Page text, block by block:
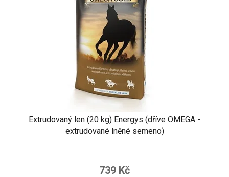
Extrudovaný len (20 kg) Energys (dříve OMEGA -
extrudované lněné semeno)
739 Kč